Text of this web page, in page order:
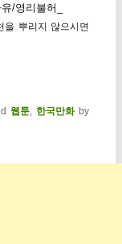
/영리불허_
을 뿌리지 않으시면
웹툰, 한국만화by